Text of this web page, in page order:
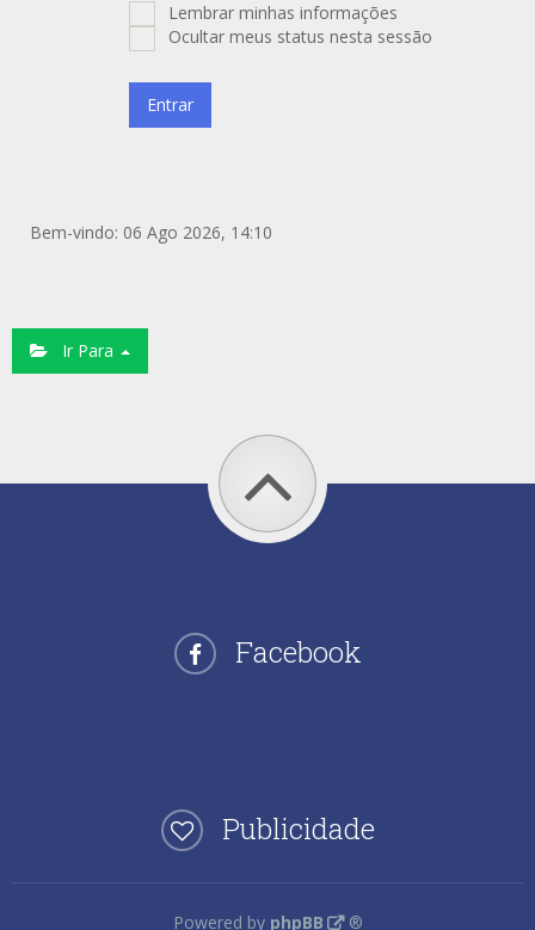
Lembrar minhas informações
Ocultar meus status nesta sessão
Bem-vindo: 06 Ago 2026, 14:10
Ir Para
Facebook
Publicidade
Powered by phpBB ®